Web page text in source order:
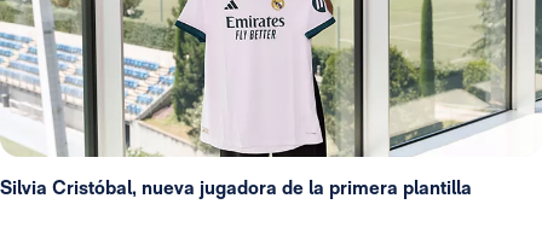
Silvia Cristóbal, nueva jugadora de la primera plantilla